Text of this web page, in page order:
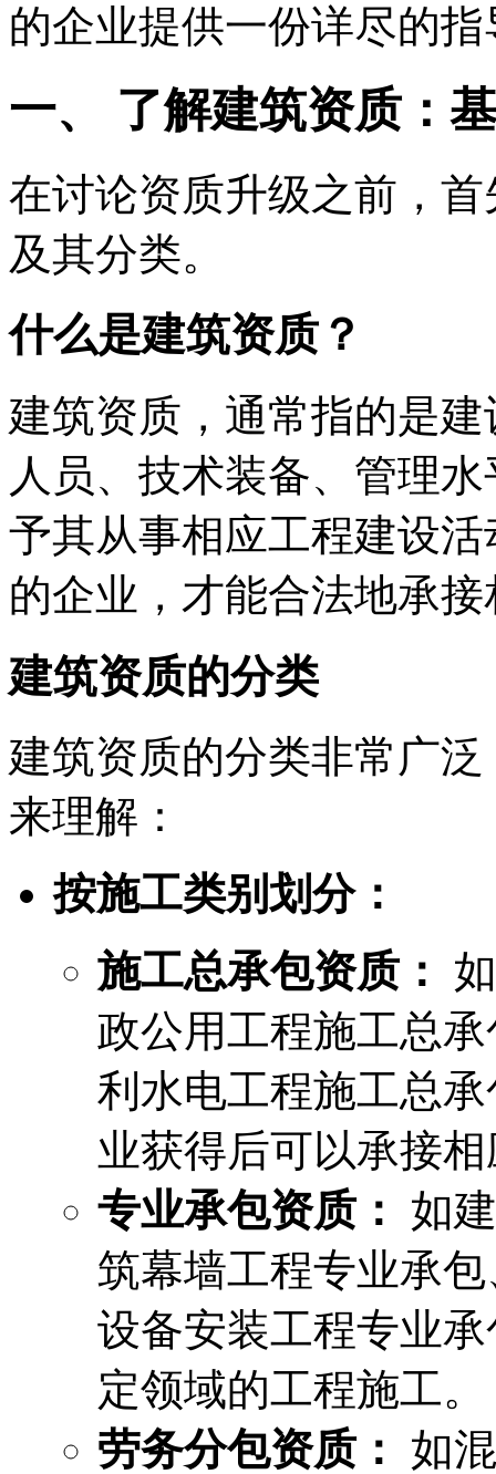
的企业提供一份详尽的指
一、 了解建筑资质：
在讨论资质升级之前，
及其分类。
什么是建筑资质？
建筑资质，通常指的是
人员、技术装备、管理
予其从事相应工程建设
的企业，才能合法地承
建筑资质的分类
建筑资质的分类非常广
来理解：
按施工类别划分：
施工总承包资质：
政公用工程施工总
利水电工程施工总
业获得后可以承接
专业承包资质：
如
筑幕墙工程专业承
设备安装工程专业
定领域的工程施工。
劳务分包资质：
如